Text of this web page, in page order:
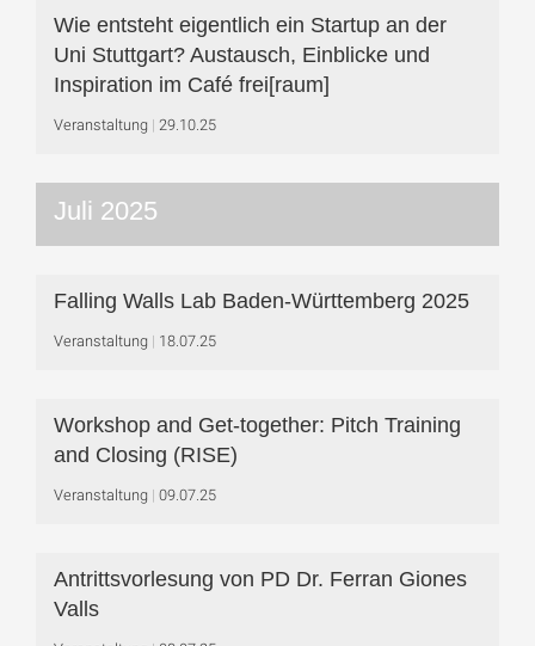
Wie entsteht eigentlich ein Startup an der
Uni Stuttgart? Austausch, Einblicke und
Inspiration im Café frei[raum]
Veranstaltung 29.10.25
Juli 2025
Falling Walls Lab Baden-Württemberg 2025
Veranstaltung 18.07.25
Workshop and Get-together: Pitch Training
and Closing (RISE)
Veranstaltung 09.07.25
Antrittsvorlesung von PD Dr. Ferran Giones
Valls